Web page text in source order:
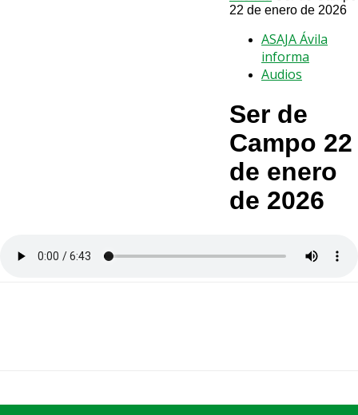
22 de enero de 2026
ASAJA Ávila
informa
Audios
Ser de
Campo 22
de enero
de 2026